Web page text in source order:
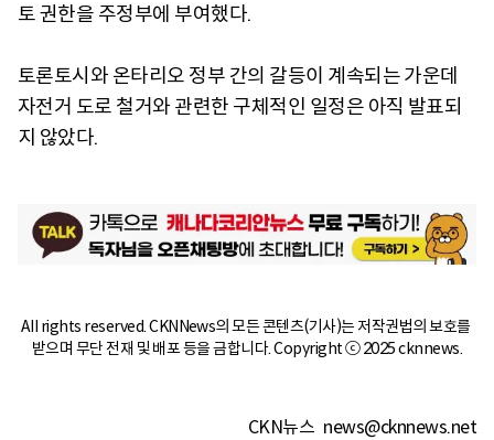
토 권한을 주정부에 부여했다.
토론토시와 온타리오 정부 간의 갈등이 계속되는 가운데
자전거 도로 철거와 관련한 구체적인 일정은 아직 발표되
지 않았다.
All rights reserved. CKNNews의 모든 콘텐츠(기사)는 저작권법의 보호를
받으며 무단 전재 및 배포 등을 금합니다. Copyright ⓒ 2025 cknnews.
CKN뉴스 news@cknnews.net